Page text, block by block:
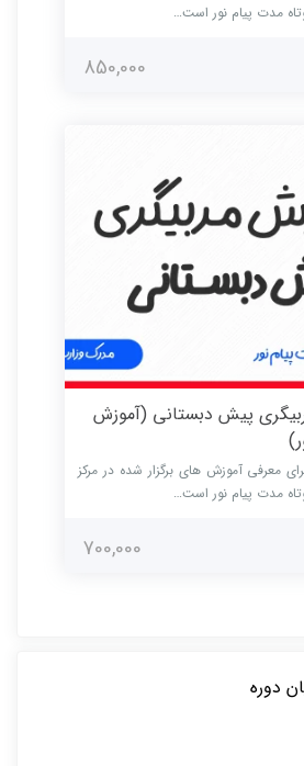
مدت پیام نور است…
850,000
پیش دبستانی (آموزش
معرفی آموزش های برگزار شده در مرکز
مدت پیام نور است…
700,000
دوره